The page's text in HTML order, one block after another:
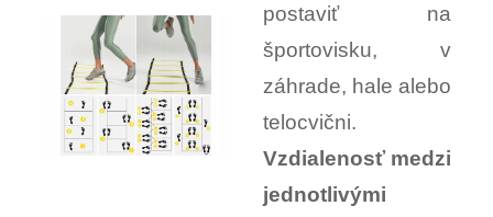
postaviť na
športovisku, v
záhrade, hale alebo
telocvični.
Vzdialenosť medzi
jednotlivými